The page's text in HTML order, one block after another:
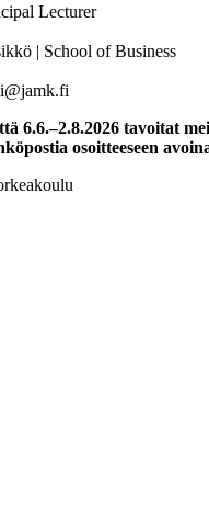
Lecturer
| School of Business
6.6.–2.8.2026 tavoitat
osoitteeseen